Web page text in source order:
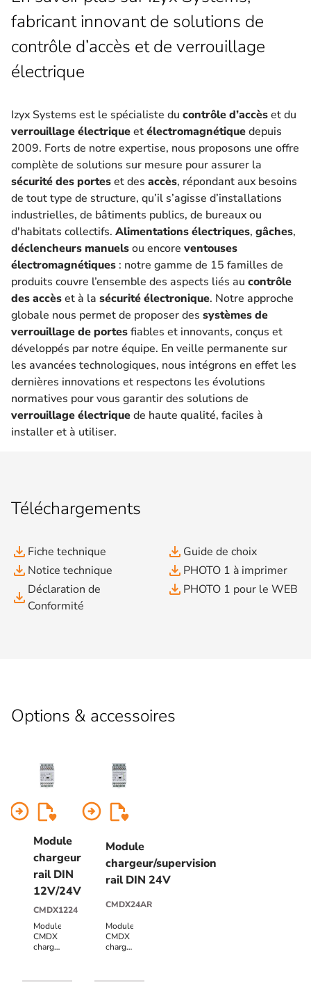
fabricant innovant de solutions de
contrôle d’accès et de verrouillage
électrique
Izyx Systems est le spécialiste du contrôle d’accèset du
verrouillage électriqueetélectromagnétiquedepuis
2009. Forts de notre expertise, nous proposons une offre
complète de solutions sur mesure pour assurer la
sécurité des porteset des accès, répondant aux besoins
de tout type de structure, qu’il s’agisse d’installations
industrielles, de bâtiments publics, de bureaux ou
d'habitats collectifs. Alimentations électriques, gâches,
déclencheurs manuelsou encore ventouses
électromagnétiques : notre gamme de 15 familles de
produits couvre l’ensemble des aspects liés au contrôle
des accèset à la sécurité électronique. Notre approche
globale nous permet de proposer des systèmes de
verrouillage de portesfiables et innovants, conçus et
développés par notre équipe. En veille permanente sur
les avancées technologiques, nous intégrons en effet les
dernières innovations et respectons les évolutions
normatives pour vous garantir des solutions de
verrouillage électriquede haute qualité, faciles à
installer et à utiliser.
Téléchargements
file_download Fiche technique
file_download Notice technique
file_download Déclaration de
Conformité
file_download Guide de choix
file_download PHOTO 1 à imprimer
file_download PHOTO 1 pour le WEB
Options & accessoires
arrow_circle_right
Module
chargeur
rail DIN
12V/24V
CMDX1224
Module
CMDX
chargeur
permet
arrow_circle_right
Module
chargeur/supervision
rail DIN 24V
CMDX24AR
Module
CMDX
chargeur
permet